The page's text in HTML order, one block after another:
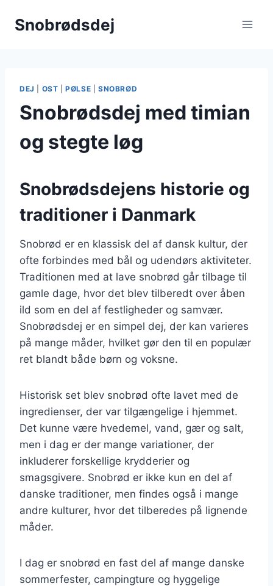
Snobrødsdej
DEJ OST |PØLSE SNOBRØD
Snobrødsdej med timian
og stegte løg
Snobrødsdejens historie og
traditioner i Danmark
Snobrød er en klassisk del af dansk kultur, der
ofte forbindes med bål og udendørs aktiviteter.
Traditionen med at lave snobrød går tilbage til
gamle dage, hvor det blev tilberedt over åben
ild som en del af festligheder og samvær.
Snobrødsdej er en simpel dej, der kan varieres
på mange måder, hvilket gør den til en populær
ret blandt både børn og voksne.
Historisk set blev snobrød ofte lavet med de
ingredienser, der var tilgængelige i hjemmet.
Det kunne være hvedemel, vand, gær og salt,
men i dag er der mange variationer, der
inkluderer forskellige krydderier og
smagsgivere. Snobrød er ikke kun en del af
danske traditioner, men findes også i mange
andre kulturer, hvor det tilberedes på lignende
måder.
I dag er snobrød en fast del af mange danske
sommerfester, campingture og hyggelige